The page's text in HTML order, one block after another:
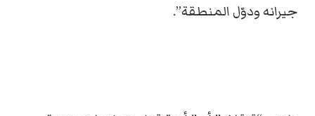
جيرانه ودوّل المنطقة”.